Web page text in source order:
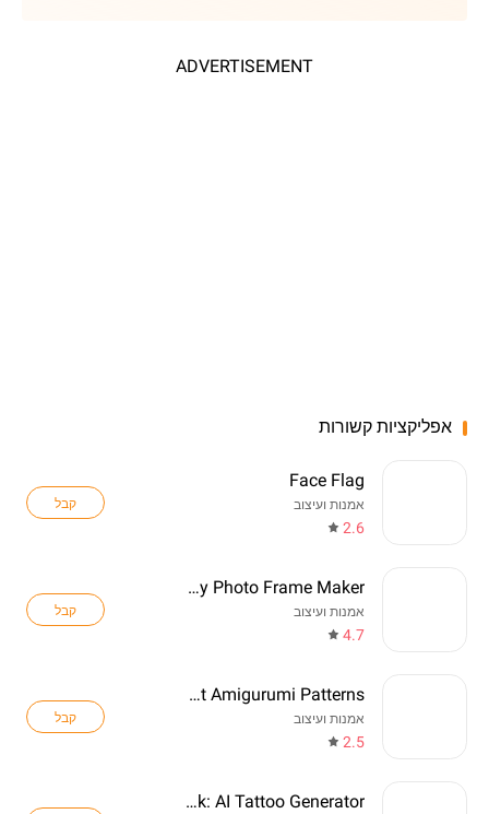
ADVERTISEMENT
אפליקציות קשורות
Face Flag
אמנות ועיצוב
2.6
קבל
Birthday Photo Frame Maker
אמנות ועיצוב
4.7
קבל
Crochet Amigurumi Patterns
אמנות ועיצוב
2.5
קבל
TattooInk: AI Tattoo Generator